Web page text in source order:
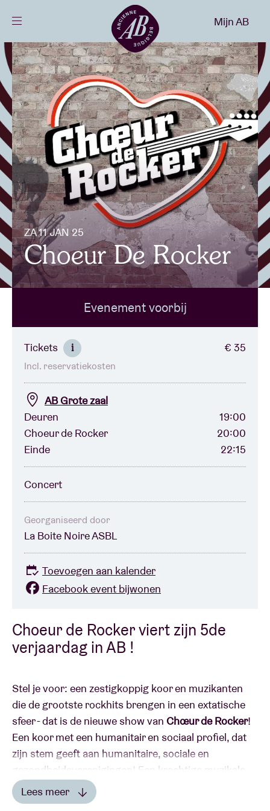
NL
Agenda
Projecten
Nieuws
Bezoekersinfo
AB ❤ you
BRDCST
ABtv
Concertcheque
Over AB
Contact
Mijn AB
ZA 11 JAN 25
Choeur De Rocker
Choeur de Rocker viert zijn 5de
verjaardag in AB !
Stel je voor: een zestigkoppig koor en muzikanten
die de grootste rockhits brengen in een extatische
sfeer - dat is de nieuwe show van Chœur de Rocker!
Een koor met een humanitair en sociaal profiel, dat
zijn stem geeft aan humanitaire, sociale en
gezondheidsverenigingen! Een krachtige muzikale
manier om goede doelen te steunen. U2, Queen,
Indochine, Michael Jackson, Bruce Springsteen,
Lees meer
Evenement voorbij
Tickets i € 35
Incl. reservatiekosten
AB Grote zaal
Deuren
19:00
Choeur de Rocker
20:00
Einde
22:15
Concert
Georganiseerd door
La Boite Noire ASBL
Toevoegen aan kalender
Facebook event bijwonen